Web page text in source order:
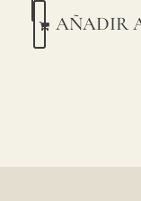
AÑADIR